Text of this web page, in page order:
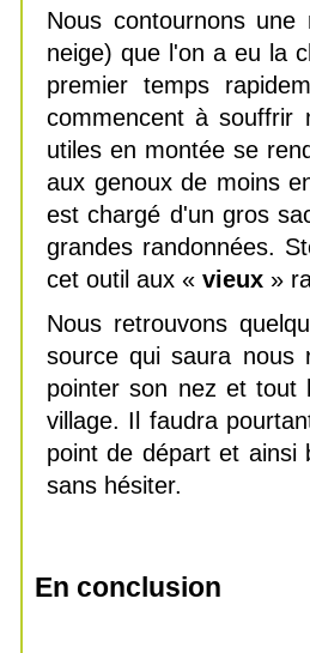
Nous contournons
neige) que l'on a eu la
premier temps
commencent à
utiles en montée se
aux genoux de moins
est chargé d'un gros
grandes randonnées.
cet outil aux « vieux »
Nous retrouvons
source qui saura nous
pointer son nez et tout
village. Il faudra
point de départ et ainsi
sans hésiter.
En conclusion